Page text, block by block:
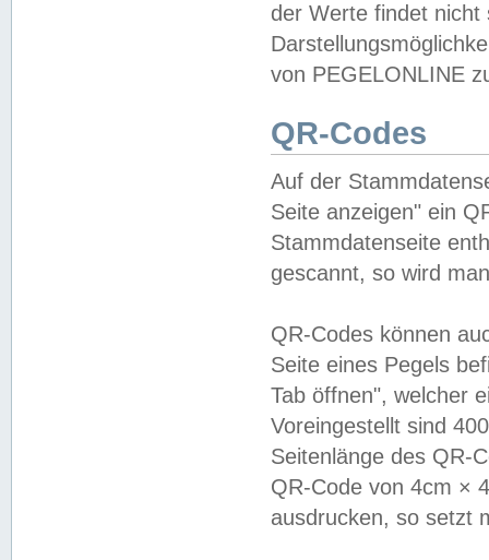
der Werte findet
von PEGELONLINE
QR-Codes
Auf der
Seite anzeigen" ein
Stammdatenseite
gescannt, so wird
QR-Codes können
Seite eines Pegels
Tab öffnen", welcher
Voreingestellt sind
Seitenlänge des QR-
QR-Code von 4cm ×
ausdrucken, so setzt